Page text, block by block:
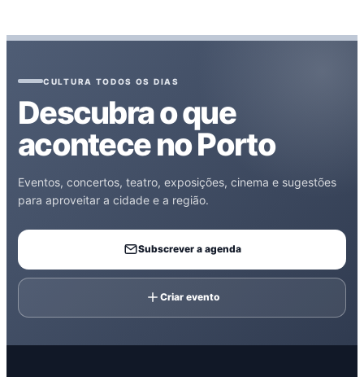
CULTURA TODOS OS DIAS
Descubra o que
acontece no Porto
Eventos, concertos, teatro, exposições, cinema e sugestões
para aproveitar a cidade e a região.
Subscrever a agenda
Criar evento